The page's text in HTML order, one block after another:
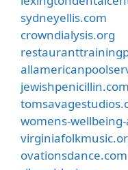
sydneyellis.com
crowndialysis.org
jewishpenicillin.com
womens-
ovationsdance.com